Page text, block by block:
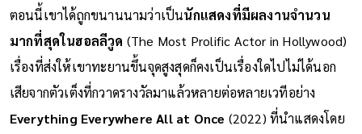
ตอนนี้เขาได้ถูกขนานนามว่าเป็นนักแสดงที่มีผลงานจำนวน
มากที่สุดในฮอลลีวูด (The Most Prolific Actor in Hollywood)
เรื่องที่ส่งให้เขาทะยานขึ้นจุดสูงสุดก็คงเป็นเรื่องใดไปไม่ได้นอก
เสียจากตัวเต็งที่กวาดรางวัลมาแล้วหลายต่อหลายเวทีอย่าง
Everything Everywhere All at Once (2022) ที่นำแสดงโดย